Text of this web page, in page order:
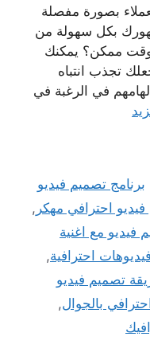
بصورة مفصلة
بكل سهولة من
وقت ممكن؟ يمكنك
تجذب انتباه
من 30 ثانية و إلهامهم في الرغبة في
برنامج تصميم فيديو
احترافي مهكر ,
فيديو مع اغنية
احترافية,
تصميم فيديو
بالجوال,